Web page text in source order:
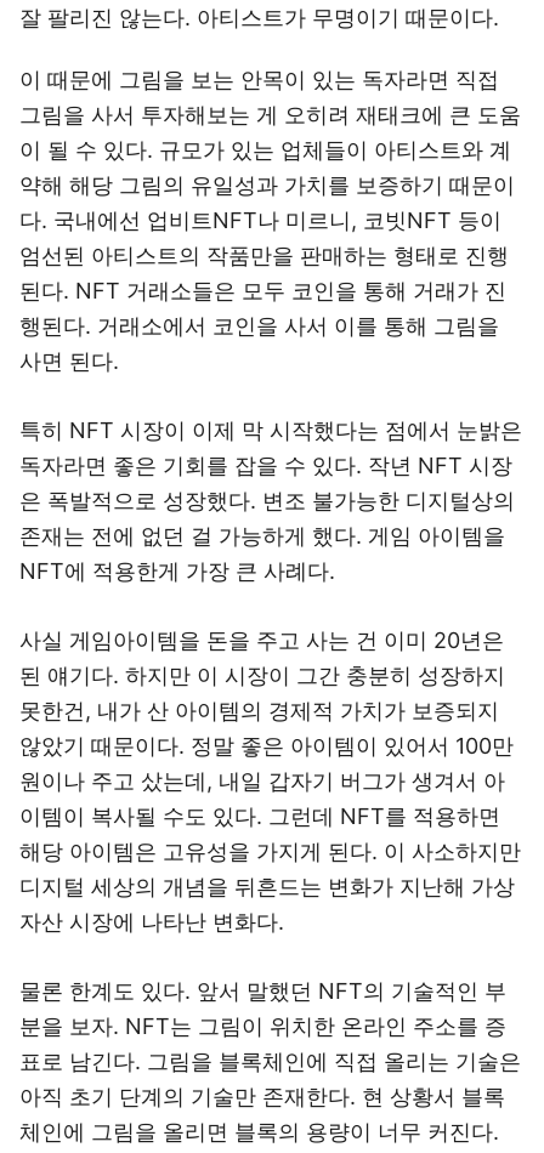
잘 팔리진 않는다. 아티스트가 무명이기 때문이다.
이 때문에 그림을 보는 안목이 있는 독자라면 직접
그림을 사서 투자해보는 게 오히려 재태크에 큰 도움
이 될 수 있다. 규모가 있는 업체들이 아티스트와 계
약해 해당 그림의 유일성과 가치를 보증하기 때문이
다. 국내에선 업비트NFT나 미르니, 코빗NFT 등이
엄선된 아티스트의 작품만을 판매하는 형태로 진행
된다. NFT 거래소들은 모두 코인을 통해 거래가 진
행된다. 거래소에서 코인을 사서 이를 통해 그림을
사면 된다.
특히 NFT 시장이 이제 막 시작했다는 점에서 눈밝은
독자라면 좋은 기회를 잡을 수 있다. 작년 NFT 시장
은 폭발적으로 성장했다. 변조 불가능한 디지털상의
존재는 전에 없던 걸 가능하게 했다. 게임 아이템을
NFT에 적용한게 가장 큰 사례다.
사실 게임아이템을 돈을 주고 사는 건 이미 20년은
된 얘기다. 하지만 이 시장이 그간 충분히 성장하지
못한건, 내가 산 아이템의 경제적 가치가 보증되지
않았기 때문이다. 정말 좋은 아이템이 있어서 100만
원이나 주고 샀는데, 내일 갑자기 버그가 생겨서 아
이템이 복사될 수도 있다. 그런데 NFT를 적용하면
해당 아이템은 고유성을 가지게 된다. 이 사소하지만
디지털 세상의 개념을 뒤흔드는 변화가 지난해 가상
자산 시장에 나타난 변화다.
물론 한계도 있다. 앞서 말했던 NFT의 기술적인 부
분을 보자. NFT는 그림이 위치한 온라인 주소를 증
표로 남긴다. 그림을 블록체인에 직접 올리는 기술은
아직 초기 단계의 기술만 존재한다. 현 상황서 블록
체인에 그림을 올리면 블록의 용량이 너무 커진다.